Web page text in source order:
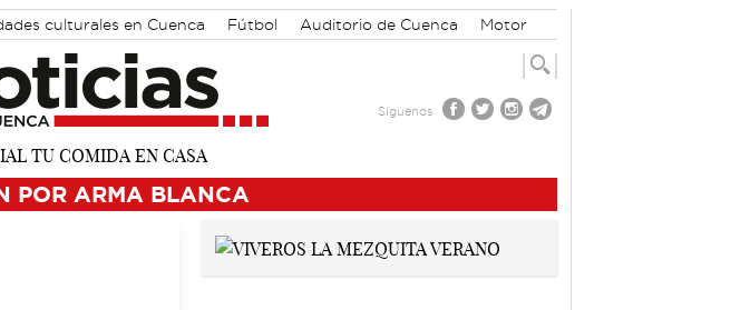
culturales en Cuenca Fútbol Auditorio de Cuenca Motor
Síguenos
POR ARMA BLANCA